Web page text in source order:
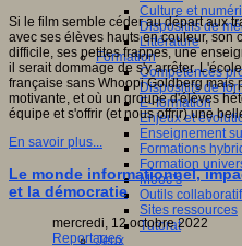
Culture et
Dispositifs de
Littérature
Formation
Compétences
Dispositifs de
E- formation
Enjeux et
Enseignement
Formations
Formation
Mooc’s
Outils
Sites ressources
Tutorat
Jeux
Si le film semble céder au départ aux
avec ses élèves hauts en couleur,
difficile, ses petites frappes, une
il serait dommage de s'y arrêter.
française sans Whoopi Goldberg mais
motivante, et où un groupe d'élèves
équipe et s'offrir (et nous offrir) une
En savoir plus...
Le monde informationnel,
et la démocratie
mercredi, 12 octobre 2022
Reportages